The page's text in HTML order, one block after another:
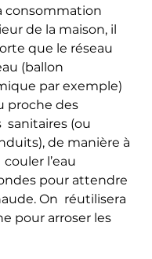
consommation
de la maison, il
que le réseau
(ballon
par exemple)
proche des
sanitaires (ou
de manière à
couler l’eau
pour attendre
On  réutilisera
pour arroser les